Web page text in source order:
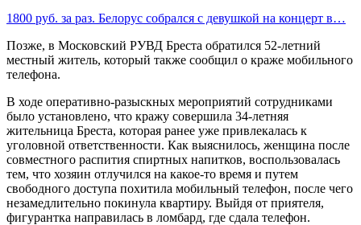
1800 руб. за раз. Белорус собрался с девушкой на концерт в…
Позже, в Московский РУВД Бреста обратился 52-летний
местный житель, который также сообщил о краже мобильного
телефона.
В ходе оперативно-разыскных мероприятий сотрудниками
было установлено, что кражу совершила 34-летняя
жительница Бреста, которая ранее уже привлекалась к
уголовной ответственности. Как выяснилось, женщина после
совместного распития спиртных напитков, воспользовалась
тем, что хозяин отлучился на какое-то время и путем
свободного доступа похитила мобильный телефон, после чего
незамедлительно покинула квартиру. Выйдя от приятеля,
фигурантка направилась в ломбард, где сдала телефон.